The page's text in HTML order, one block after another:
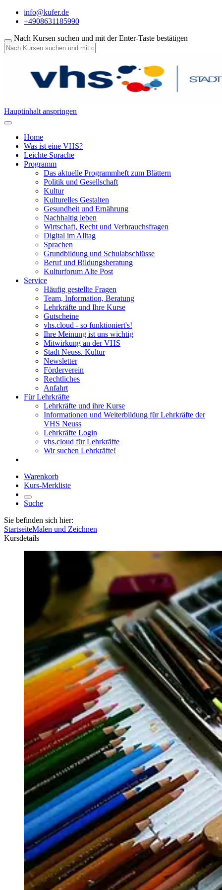
info@kufer.de
+4908631185990
Nach Kursen suchen und mit der Enter-Taste bestätigen
Hauptinhalt anspringen
Home
Was ist eine VHS?
Leichte Sprache
Programm
Das aktuelle Programmheft zum Blättern
Politik und Gesellschaft
Kultur
Kulturelles Gestalten
Gesundheit und Ernährung
Nachhaltig leben
Wirtschaft, Recht und Verbrauchsfragen
Digital im Alltag
Sprachen
Grundbildung und Schulabschlüsse
Beruf und Bildungsberatung
Kulturforum Alte Post
Service
Häufig gestellte Fragen
Team, Information, Beratung
Lehrkräfte und Ihre Kurse
Gutscheine
vhs.cloud - so funktioniert's!
Ihre Meinung ist uns wichtig
Mitwirkung an der VHS
Stadt Neuss. Kultur
Newsletter
Förderverein
Rechtliches
Anfahrt
Für Lehrkräfte
Lehrkräfte und ihre Kurse
Informationen und Weiterbildung für Lehrkräfte der
VHS Neuss
Lehrkräfte Login
vhs.cloud für Lehrkräfte
Wir suchen Lehrkräfte!
Warenkorb
Kurs-Merkliste
Suche
Sie befinden sich hier:
StartseiteMalen und Zeichnen
Kursdetails